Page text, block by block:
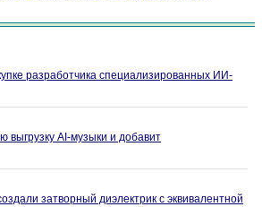
разработчика специализированных ИИ-
выгрузку AI-музыки и добавит
затворный диэлектрик с эквивалентной